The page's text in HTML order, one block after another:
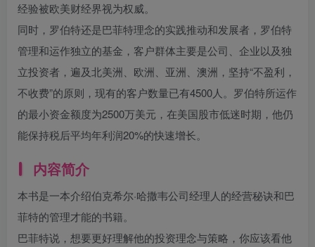
经验被欧美财经界视为权威。
同时，罗伯特还是巴菲特理念的实践推动和发展者，罗伯特
管理和运作独立的基金，客户群体主要是公司、企业以及独
立投资者，遍及北美洲、欧洲、亚洲、澳洲，坚持“不盈利，
不收费”的原则，现有的客户数量已有4500人。罗伯特所运作
的最小资金额度为2500万美元，在美国股市低迷时期，他仍
能保持税后平均年利润20%的快速增长。
内容简介
本书是一本介绍伯克希尔·哈撒韦公司经理人的经营秘诀和巴
菲特的管理才能的书籍。
巴菲特说，想要更好理解他的投资理念与策略，你应该看他